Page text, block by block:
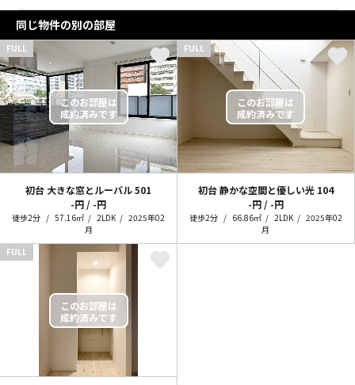
同じ物件の別の部屋
FULL
初台 大きな窓とルーバル501
-円 / -円
徒歩2分 57.16㎡ 2LDK
2025年02
月
FULL
初台 静かな空間と優しい光 104
-円 / -円
徒歩2分 66.86㎡ 2LDK
2025年02
月
FULL